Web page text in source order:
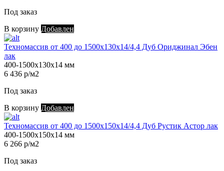
Под заказ
В корзину Добавлен
Техномассив от 400 до 1500х130х14/4,4 Дуб Ориджинал Эбен
лак
400-1500х130х14 мм
6 436 р/м2
Под заказ
В корзину Добавлен
Техномассив от 400 до 1500х150х14/4,4 Дуб Рустик Астор лак
400-1500х150х14 мм
6 266 р/м2
Под заказ